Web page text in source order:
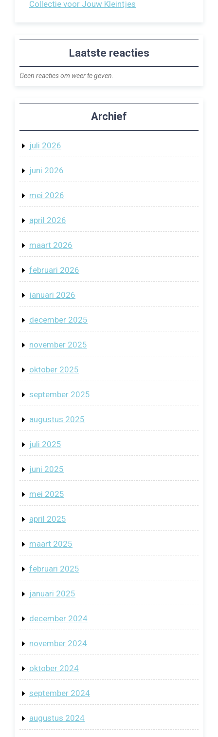
Collectie voor Jouw Kleintjes
Laatste reacties
Geen reacties om weer te geven.
Archief
juli 2026
juni 2026
mei 2026
april 2026
maart 2026
februari 2026
januari 2026
december 2025
november 2025
oktober 2025
september 2025
augustus 2025
juli 2025
juni 2025
mei 2025
april 2025
maart 2025
februari 2025
januari 2025
december 2024
november 2024
oktober 2024
september 2024
augustus 2024